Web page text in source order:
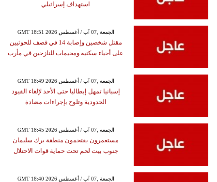
استهداف إسرائيلي
GMT 18:51 2026 الجمعة ,07 آب / أغسطس
مقتل شخصين وإصابة 14 في قصف للحوثيين
على أحياء سكنية ومخيمات للنازحين في مأرب
GMT 18:49 2026 الجمعة ,07 آب / أغسطس
إسبانيا تمهل إيطاليا حتى الأحد لإلغاء القيود
الحدودية وتلوح بإجراءات مضادة
GMT 18:45 2026 الجمعة ,07 آب / أغسطس
مستعمرون يقتحمون منطقة برك سليمان
جنوب بيت لحم تحت حماية قوات الاحتلال
GMT 18:40 2026 الجمعة ,07 آب / أغسطس